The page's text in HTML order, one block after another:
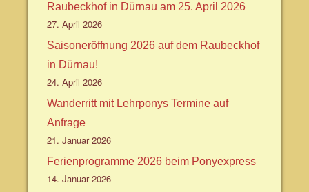
Raubeckhof in Dürnau am 25. April 2026
27. April 2026
Saisoneröffnung 2026 auf dem Raubeckhof
in Dürnau!
24. April 2026
Wanderritt mit Lehrponys Termine auf
Anfrage
21. Januar 2026
Ferienprogramme 2026 beim Ponyexpress
14. Januar 2026